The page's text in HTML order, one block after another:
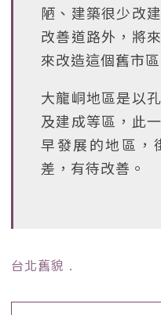
陋、建築很少改
改善道路外，將
來改造這個舊市
大龍峒地區是以
及建成等區，此
早發展的地區，
差，有待改善。
台北舊貌 ﹒